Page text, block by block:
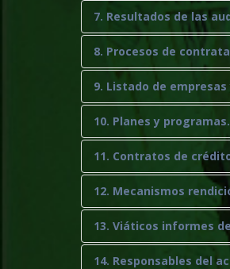
7. Resultados de las
8. Procesos de
9. Listado de
10. Planes y programas.
11. Contratos de
12. Mecanismos
13. Viáticos informes
14. Responsables del